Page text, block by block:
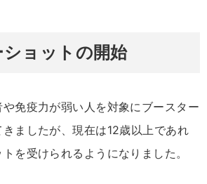
ョットの開始
免疫力が弱い人を対象にブースター
ましたが、現在は12歳以上であれ
を受けられるようになりました。